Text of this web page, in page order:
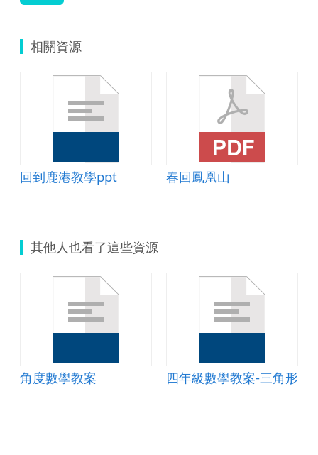
相關資源
回到鹿港教學ppt 春回鳳凰山
其他人也看了這些資源
角度數學教案 四年級數學教案-三角形